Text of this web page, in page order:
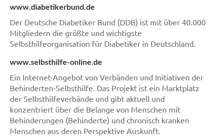
www.diabetikerbund.de
Der Deutsche Diabetiker Bund (DDB) ist mit über 40.000
Mitgliedern die größte und wichtigste
Selbsthilfeorganisation für Diabetiker in Deutschland.
www.selbsthilfe-online.de
Ein Internet-Angebot von Verbänden und Initiativen der
Behinderten-Selbsthilfe. Das Projekt ist ein Marktplatz
der Selbsthilfeverbände und gibt aktuell und
konzentriert über die Belange von Menschen mit
Behinderungen (Behinderte) und chronisch kranken
Menschen aus deren Perspektive Auskunft.